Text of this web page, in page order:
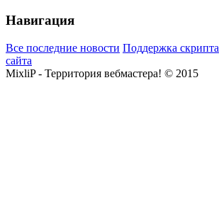
Навигация
Все последние новости Поддержка скрипта
сайта
MixliP - Территория вебмастера! © 2015